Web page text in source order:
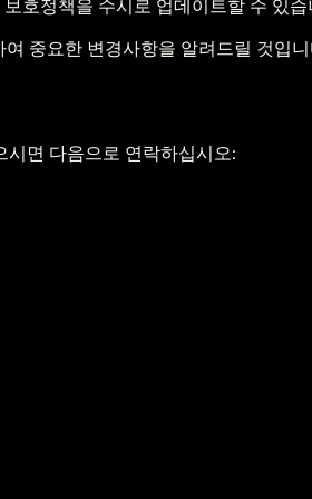
호정책을 수시로 업데이트할 수 있습
중요한 변경사항을 알려드릴 것입
면 다음으로 연락하십시오: